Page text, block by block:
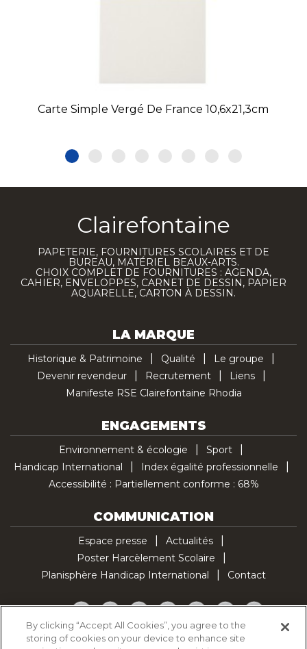
Carte Simple Vergé De France 10,6x21,3cm
Clairefontaine
PAPETERIE, FOURNITURES SCOLAIRES ET DE
BUREAU, MATÉRIEL BEAUX-ARTS.
CHOIX COMPLET DE FOURNITURES : AGENDA,
CAHIER, ENVELOPPES, CARNET DE DESSIN, PAPIER
AQUARELLE, CARTON À DESSIN.
LA MARQUE
Historique & Patrimoine Qualité
Le groupe
Devenir revendeur
Recrutement
Liens
Manifeste RSE Clairefontaine Rhodia
ENGAGEMENTS
Environnement & écologie
Sport
Handicap International
Index égalité professionnelle
Accessibilité : Partiellement conforme : 68%
COMMUNICATION
Espace presse
Actualités
Poster Harcèlement Scolaire
Planisphère Handicap International
Contact
Facebook
TwitterYouTubePinterestInstagramLinkedInTikTok
Politique d'utilisation des cookies
By clicking “Accept All Cookies”, you agree to the
storing of cookies on your device to enhance site